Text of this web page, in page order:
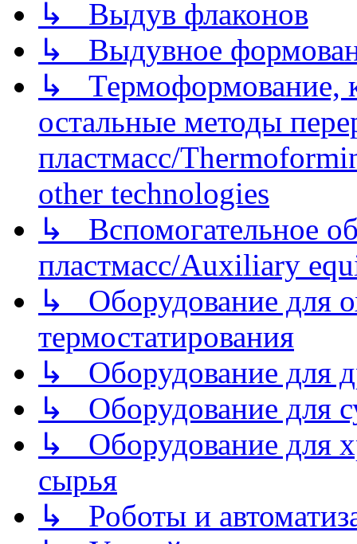
↳ Выдув флаконов
↳ Выдувное
↳ Термоформование,
остальные методы
пластмасс/
other technologies
↳ Вспомогательное
пластмасс/Auxiliary
↳ Оборудование для
термостатирования
↳ Оборудование для
↳ Оборудование для
↳ Оборудование для
сырья
↳ Роботы и